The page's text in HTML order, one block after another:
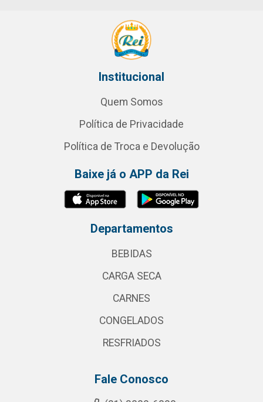
Institucional
Quem Somos
Política de Privacidade
Política de Troca e Devolução
Baixe já o APP da Rei
Departamentos
BEBIDAS
CARGA SECA
CARNES
CONGELADOS
RESFRIADOS
Fale Conosco